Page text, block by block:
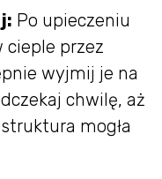
Po upieczeniu
cieple przez
wyjmij je na
chwilę, aż
mogła